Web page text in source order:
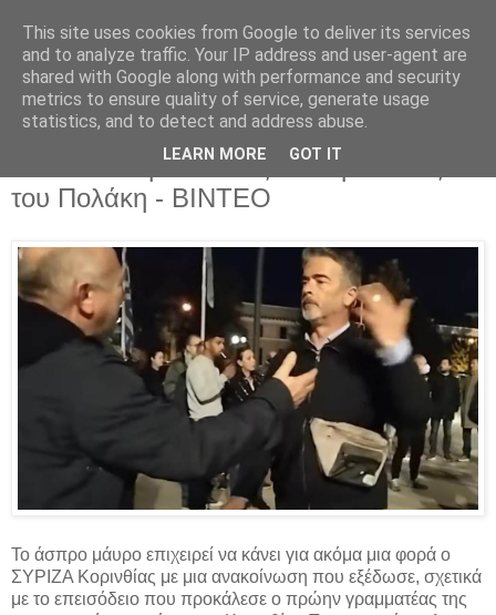
Parakato.gr
ΣΥΡΙΖΑ Κορινθίας: Μια λογική
ανακοίνωση από τους παλαμακιστές
του Πολάκη - ΒΙΝΤΕΟ
Το άσπρο μάυρο επιχειρεί να κάνει για ακόμα μια φορά ο
ΣΥΡΙΖΑ Κορινθίας με μια ανακοίνωση που εξέδωσε, σχετικά
με το επεισόδειο που προκάλεσε ο πρώην γραμματέας της
This site uses cookies from Google to deliver its services
and to analyze traffic. Your IP address and user-agent are
shared with Google along with performance and security
metrics to ensure quality of service, generate usage
statistics, and to detect and address abuse.
LEARN MORE GOT IT